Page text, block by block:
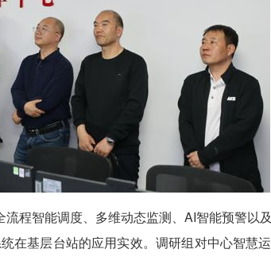
程智能调度、多维动态监测、AI智能预警以
在基层台站的应用实效。调研组对中心智慧